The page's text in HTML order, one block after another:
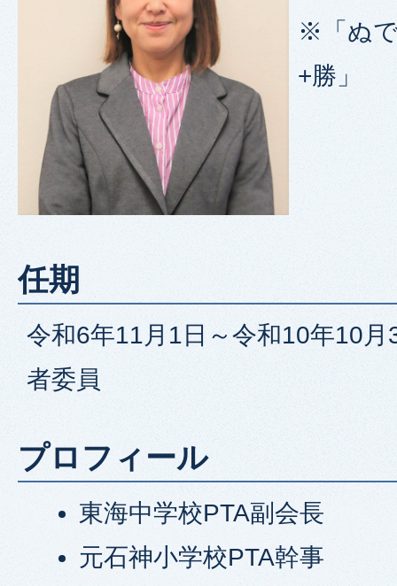
※「ぬ
+勝」
任期
令和6年11月1日～令和10年10
者委員
プロフィール
東海中学校PTA副会長
元石神小学校PTA幹事